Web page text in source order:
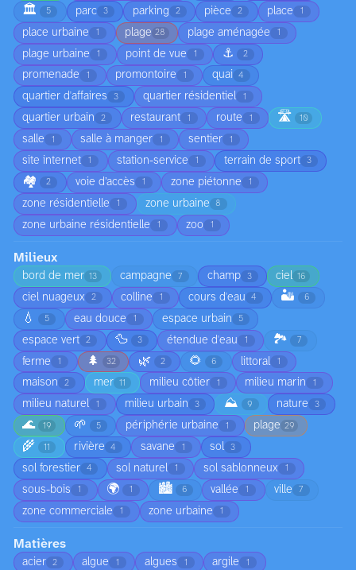
🏛️ 5 parc 3 parking 2 pièce 2 place 1
place urbaine 1 plage 28 plage aménagée 1
plage urbaine 1 point de vue 1 ⚓ 2
promenade 1 promontoire 1 quai 4
quartier d'affaires 3 quartier résidentiel 1
quartier urbain 2 restaurant 1 route 1 🛣️ 10
salle 1 salle à manger 1 sentier 1
site internet 1 station-service 1 terrain de sport 3
🏘️ 2 voie d’accès 1 zone piétonne 1
zone résidentielle 1 zone urbaine 8
zone urbaine résidentielle 1 zoo 1
Milieux
bord de mer 13 campagne 7 champ 3 ciel 16
ciel nuageux 2 colline 1 cours d'eau 4 🏜️ 6
💧 5 eau douce 1 espace urbain 5
espace vert 2 🦆 3 étendue d'eau 1 🏞️ 7
ferme 1 🌲 32 🌿 2 🌻 6 littoral 1
maison 2 mer 11 milieu côtier 1 milieu marin 1
milieu naturel 1 milieu urbain 3 ⛰️ 9 nature 3
🌊 19 🌱 5 périphérie urbaine 1 plage 29
🌾 11 rivière 4 savane 1 sol 3
sol forestier 4 sol naturel 1 sol sablonneux 1
sous-bois 1 🌍 1 🏙️ 6 vallée 1 ville 7
zone commerciale 1 zone urbaine 1
Matières
acier 2 algue 1 algues 1 argile 1